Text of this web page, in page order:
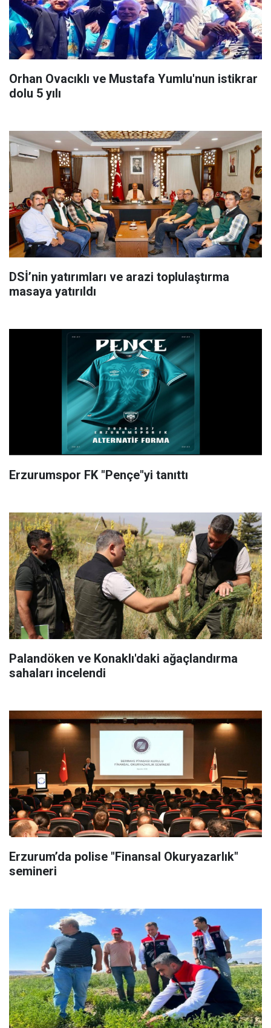
Orhan Ovacıklı ve Mustafa Yumlu'nun istikrar
dolu 5 yılı
DSİ’nin yatırımları ve arazi toplulaştırma
masaya yatırıldı
Erzurumspor FK "Pençe"yi tanıttı
Palandöken ve Konaklı'daki ağaçlandırma
sahaları incelendi
Erzurum’da polise "Finansal Okuryazarlık"
semineri